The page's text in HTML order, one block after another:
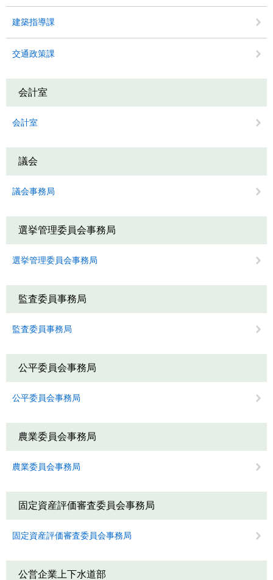
建築指導課
交通政策課
会計室
会計室
議会
議会事務局
選挙管理委員会事務局
選挙管理委員会事務局
監査委員事務局
監査委員事務局
公平委員会事務局
公平委員会事務局
農業委員会事務局
農業委員会事務局
固定資産評価審査委員会事務局
固定資産評価審査委員会事務局
公営企業上下水道部